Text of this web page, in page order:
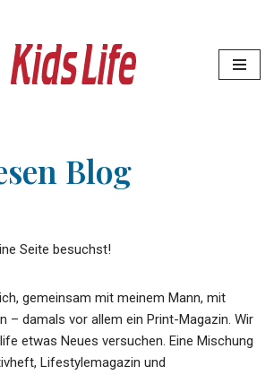
Blog
Seite besuchst!
gemeinsam mit meinem Mann, mit
– damals vor allem ein Print-Magazin. Wir
etwas Neues versuchen. Eine Mischung
Lifestylemagazin und